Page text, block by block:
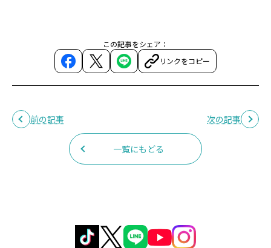
この記事をシェア：
リンクをコピー
前の記事
一覧にもどる
次の記事